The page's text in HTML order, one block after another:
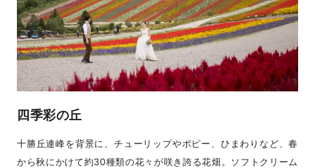
四季彩の丘
十勝丘連峰を背景に、チューリップやポピー、ひまわりなど、春
から秋にかけて約30種類の花々が咲き誇る花畑。ソフトクリーム